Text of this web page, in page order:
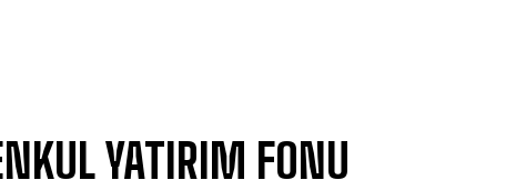
YATIRIM FONU